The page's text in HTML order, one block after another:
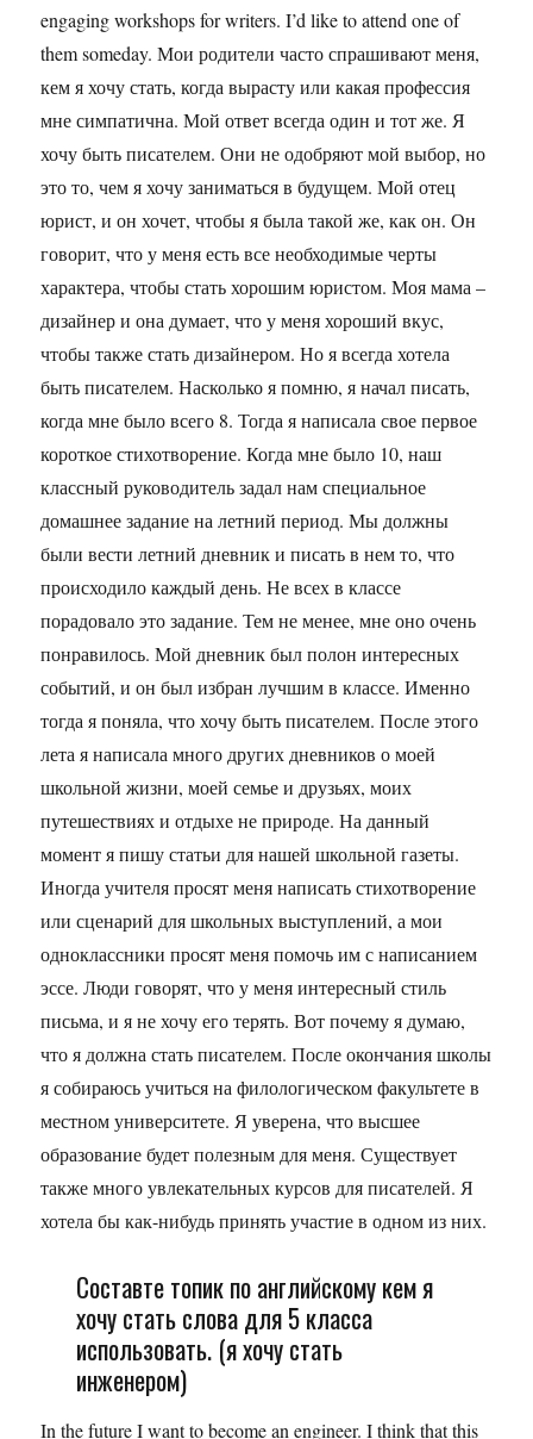
engaging workshops for writers. I’d like to attend one of
them someday. Мои родители часто спрашивают меня,
кем я хочу стать, когда вырасту или какая профессия
мне симпатична. Мой ответ всегда один и тот же. Я
хочу быть писателем. Они не одобряют мой выбор, но
это то, чем я хочу заниматься в будущем. Мой отец
юрист, и он хочет, чтобы я была такой же, как он. Он
говорит, что у меня есть все необходимые черты
характера, чтобы стать хорошим юристом. Моя мама –
дизайнер и она думает, что у меня хороший вкус,
чтобы также стать дизайнером. Но я всегда хотела
быть писателем. Насколько я помню, я начал писать,
когда мне было всего 8. Тогда я написала свое первое
короткое стихотворение. Когда мне было 10, наш
классный руководитель задал нам специальное
домашнее задание на летний период. Мы должны
были вести летний дневник и писать в нем то, что
происходило каждый день. Не всех в классе
порадовало это задание. Тем не менее, мне оно очень
понравилось. Мой дневник был полон интересных
событий, и он был избран лучшим в классе. Именно
тогда я поняла, что хочу быть писателем. После этого
лета я написала много других дневников о моей
школьной жизни, моей семье и друзьях, моих
путешествиях и отдыхе не природе. На данный
момент я пишу статьи для нашей школьной газеты.
Иногда учителя просят меня написать стихотворение
или сценарий для школьных выступлений, а мои
одноклассники просят меня помочь им с написанием
эссе. Люди говорят, что у меня интересный стиль
письма, и я не хочу его терять. Вот почему я думаю,
что я должна стать писателем. После окончания школы
я собираюсь учиться на филологическом факультете в
местном университете. Я уверена, что высшее
образование будет полезным для меня. Существует
также много увлекательных курсов для писателей. Я
хотела бы как-нибудь принять участие в одном из них.
Составте топик по английскому кем я
хочу стать слова для 5 класса
использовать. (я хочу стать
инженером)
In the future I want to become an engineer. I think that this